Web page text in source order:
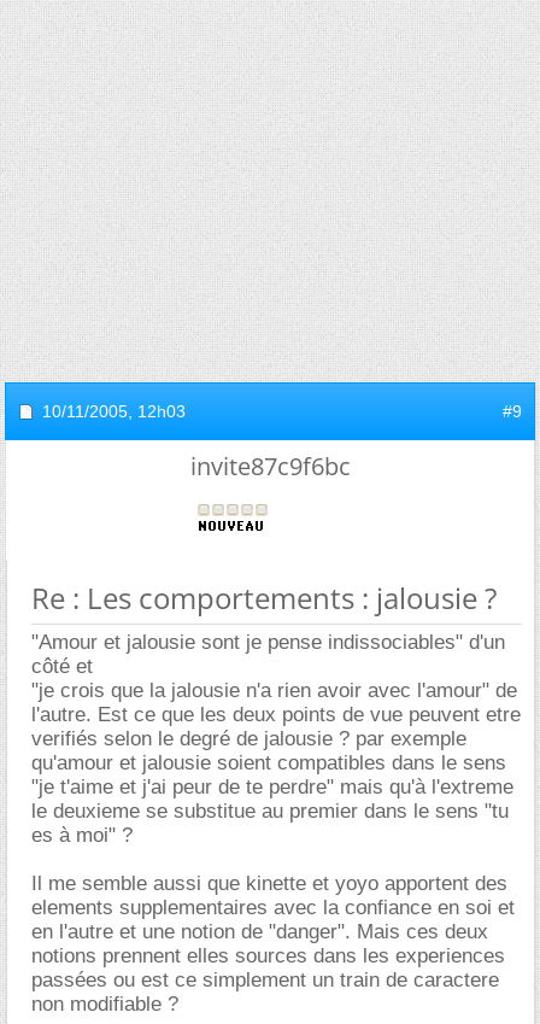
10/11/2005, 12h03 #9
invite87c9f6bc
Re : Les comportements : jalousie ?
"Amour et jalousie sont je pense indissociables" d'un
côté et
"je crois que la jalousie n'a rien avoir avec l'amour" de
l'autre. Est ce que les deux points de vue peuvent etre
verifiés selon le degré de jalousie ? par exemple
qu'amour et jalousie soient compatibles dans le sens
"je t'aime et j'ai peur de te perdre" mais qu'à l'extreme
le deuxieme se substitue au premier dans le sens "tu
es à moi" ?
Il me semble aussi que kinette et yoyo apportent des
elements supplementaires avec la confiance en soi et
en l'autre et une notion de "danger". Mais ces deux
notions prennent elles sources dans les experiences
passées ou est ce simplement un train de caractere
non modifiable ?